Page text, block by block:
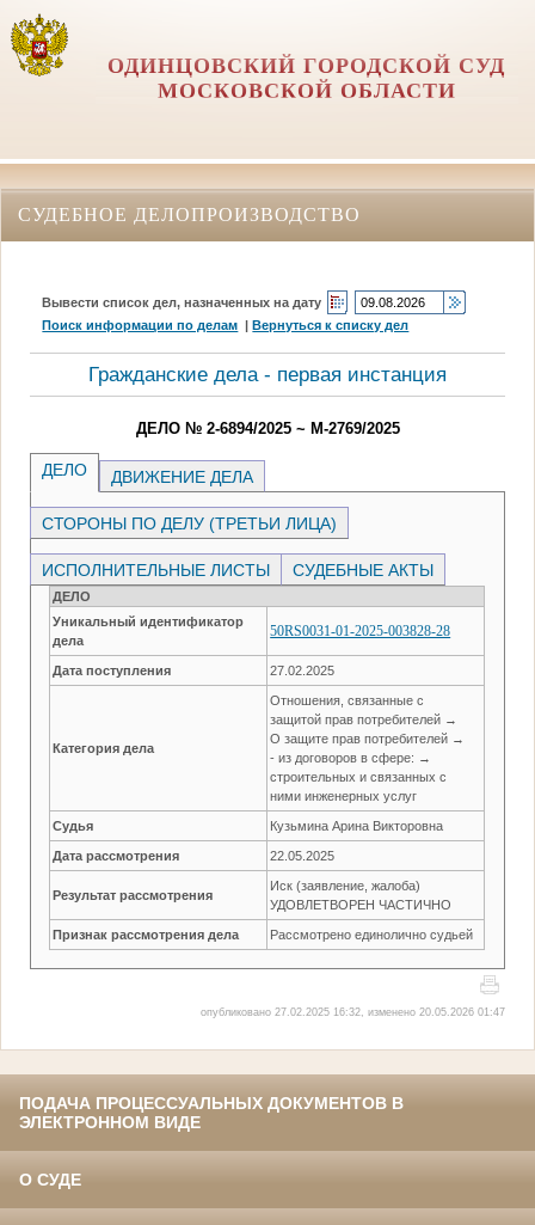
ОДИНЦОВСКИЙ ГОРОДСКОЙ СУД
МОСКОВСКОЙ ОБЛАСТИ
СУДЕБНОЕ ДЕЛОПРОИЗВОДСТВО
Вывести список дел, назначенных на дату
Поиск информации по делам |Вернуться к списку дел
Гражданские дела - первая инстанция
ДЕЛО № 2-6894/2025 ~ М-2769/2025
ДЕЛО ДВИЖЕНИЕ ДЕЛА
СТОРОНЫ ПО ДЕЛУ (ТРЕТЬИ ЛИЦА)
ИСПОЛНИТЕЛЬНЫЕ ЛИСТЫ СУДЕБНЫЕ АКТЫ
ДЕЛО
Уникальный идентификатор
дела
50RS0031-01-2025-003828-28
Дата поступления 27.02.2025
Категория дела
Отношения, связанные с
защитой прав потребителей →
О защите прав потребителей →
- из договоров в сфере: →
строительных и связанных с
ними инженерных услуг
Судья Кузьмина Арина Викторовна
Дата рассмотрения 22.05.2025
Результат рассмотрения
Иск (заявление, жалоба)
УДОВЛЕТВОРЕН ЧАСТИЧНО
Признак рассмотрения дела Рассмотрено единолично судьей
опубликовано 27.02.2025 16:32, изменено 20.05.2026 01:47
ПОДАЧА ПРОЦЕССУАЛЬНЫХ ДОКУМЕНТОВ В
ЭЛЕКТРОННОМ ВИДЕ
О СУДЕ